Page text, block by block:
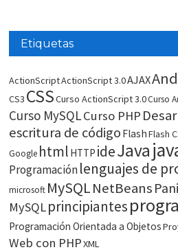
Etiquetas
ActionScriptActionScript 3.0AJAX
CS3 CSSCurso ActionScript 3.0Curso
Curso MySQLCurso PHP
escritura de código FlashFlash
Google html HTTP ideJava
Programaciónlenguajes de
microsoft MySQLNetBeans
MySQLprincipiantes
Programación Orientada a Objetos
Web con PHPXML